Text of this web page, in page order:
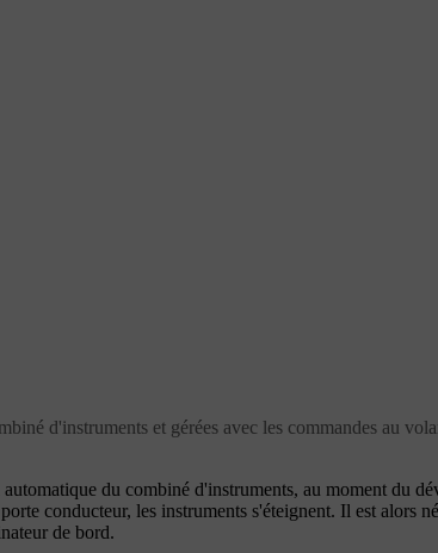
d'instruments et gérées avec les commandes au
du combiné d'instruments, au moment du
conducteur, les instruments s'éteignent. Il est alors
de bord.